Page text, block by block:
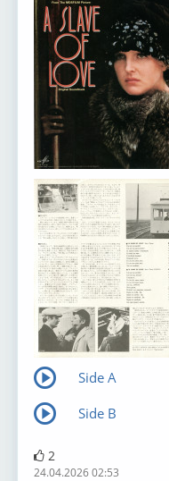
Side A
Side B
2
24.04.2026 02:53